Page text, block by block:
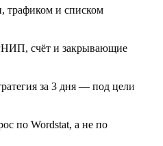
трафиком и списком
счёт и закрывающие
за 3 дня — под цели
по Wordstat, а не по